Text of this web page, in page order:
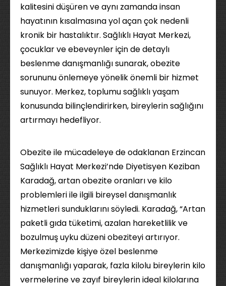
kalitesini düşüren ve aynı zamanda insan
hayatının kısalmasına yol açan çok nedenli
kronik bir hastalıktır. Sağlıklı Hayat Merkezi,
çocuklar ve ebeveynler için de detaylı
beslenme danışmanlığı sunarak, obezite
sorununu önlemeye yönelik önemli bir hizmet
sunuyor. Merkez, toplumu sağlıklı yaşam
konusunda bilinçlendirirken, bireylerin sağlığını
artırmayı hedefliyor.
Obezite ile mücadeleye de odaklanan Erzincan
Sağlıklı Hayat Merkezi’nde Diyetisyen Keziban
Karadağ, artan obezite oranları ve kilo
problemleri ile ilgili bireysel danışmanlık
hizmetleri sunduklarını söyledi. Karadağ, “Artan
paketli gıda tüketimi, azalan hareketlilik ve
bozulmuş uyku düzeni obeziteyi artırıyor.
Merkezimizde kişiye özel beslenme
danışmanlığı yaparak, fazla kilolu bireylerin kilo
vermelerine ve zayıf bireylerin ideal kilolarına